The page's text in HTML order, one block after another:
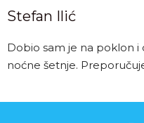
Stefan Ilić
Dobio sam je na poklon i
noćne šetnje.